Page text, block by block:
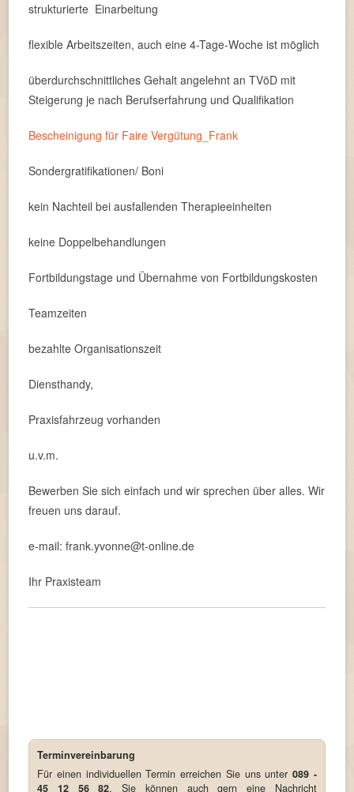
strukturierte Einarbeitung
flexible Arbeitszeiten, auch eine 4-Tage-Woche ist möglich
überdurchschnittliches Gehalt angelehnt an TVöD mit
Steigerung je nach Berufserfahrung und Qualifikation
Bescheinigung für Faire Vergütung_Frank
Sondergratifikationen/ Boni
kein Nachteil bei ausfallenden Therapieeinheiten
keine Doppelbehandlungen
Fortbildungstage und Übernahme von Fortbildungskosten
Teamzeiten
bezahlte Organisationszeit
Diensthandy,
Praxisfahrzeug vorhanden
u.v.m.
Bewerben Sie sich einfach und wir sprechen über alles. Wir
freuen uns darauf.
e-mail: frank.yvonne@t-online.de
Ihr Praxisteam
Terminvereinbarung
Für einen individuellen Termin erreichen Sie uns unter089 -
45 12 56 82. Sie können auch gern eine Nachricht